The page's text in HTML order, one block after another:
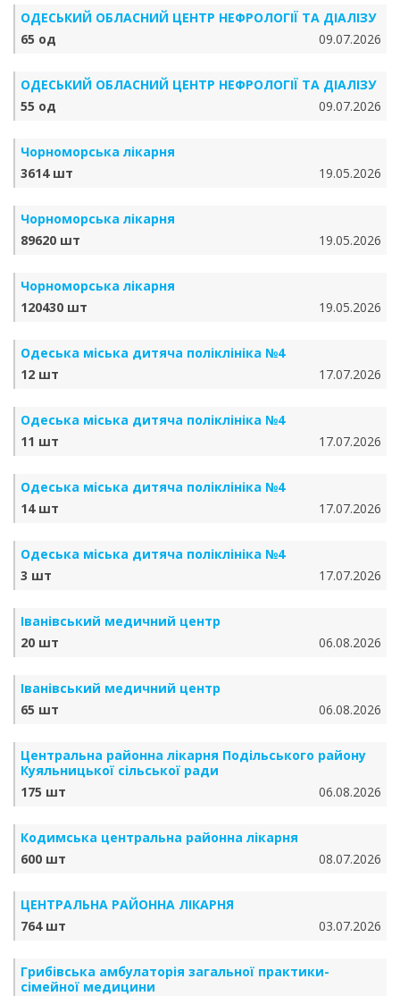
ОДЕСЬКИЙ ОБЛАСНИЙ ЦЕНТР НЕФРОЛОГІЇ ТА ДІАЛІЗУ
65 од
09.07.2026
ОДЕСЬКИЙ ОБЛАСНИЙ ЦЕНТР НЕФРОЛОГІЇ ТА ДІАЛІЗУ
55 од
09.07.2026
Чорноморська лікарня
3614 шт
19.05.2026
Чорноморська лікарня
89620 шт
19.05.2026
Чорноморська лікарня
120430 шт
19.05.2026
Одеська міська дитяча поліклініка №4
12 шт
17.07.2026
Одеська міська дитяча поліклініка №4
11 шт
17.07.2026
Одеська міська дитяча поліклініка №4
14 шт
17.07.2026
Одеська міська дитяча поліклініка №4
3 шт
17.07.2026
Іванівський медичний центр
20 шт
06.08.2026
Іванівський медичний центр
65 шт
06.08.2026
Центральна районна лікарня Подільського району
Куяльницької сільської ради
175 шт
06.08.2026
Кодимська центральна районна лікарня
600 шт
08.07.2026
ЦЕНТРАЛЬНА РАЙОННА ЛІКАРНЯ
764 шт
03.07.2026
Грибівська амбулаторія загальної практики-
сімейної медицини